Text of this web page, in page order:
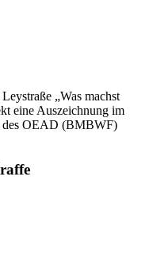
„Was machst
eine Auszeichnung im
des OEAD (BMBWF)